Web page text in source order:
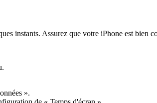
instants. Assurez que votre iPhone est bien
».